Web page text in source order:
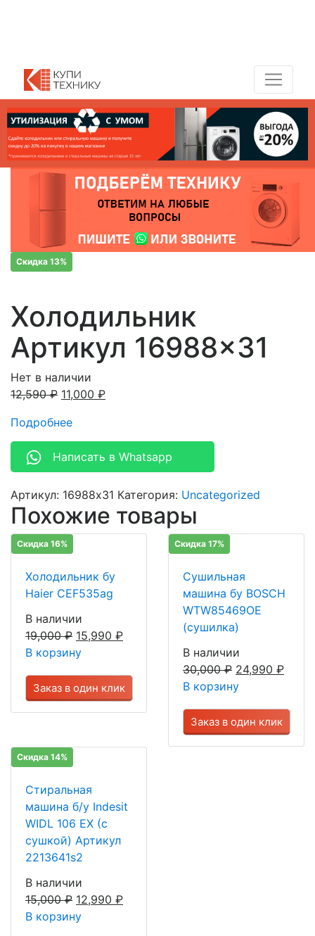
Скидка 13%
Холодильник
Артикул 16988×31
Нет в наличии
12,590₽ 11,000 ₽
Подробнее
Написать в Whatsapp
Артикул: 16988x31 Категория: Uncategorized
Похожие товары
Скидка 16%
Холодильник бу
Haier CEF535ag
В наличии
19,000₽ 15,990 ₽
В корзину
Заказ в один клик
Скидка 17%
Сушильная
машина бу BOSCH
WTW85469OE
(сушилка)
В наличии
30,000₽ 24,990 ₽
В корзину
Заказ в один клик
Скидка 14%
Стиральная
машина б/у Indesit
WIDL 106 EX (с
сушкой) Артикул
2213641s2
В наличии
15,000₽ 12,990 ₽
В корзину